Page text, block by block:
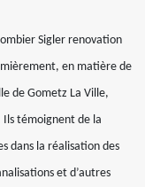
Sigler renovation
en matière de
de Gometz La Ville,
Ils témoignent de la
dans la réalisation des
et d’autres